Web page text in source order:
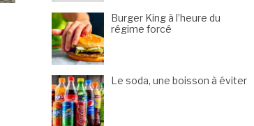
Burger King à l’heure du
régime forcé
Le soda, une boisson à éviter